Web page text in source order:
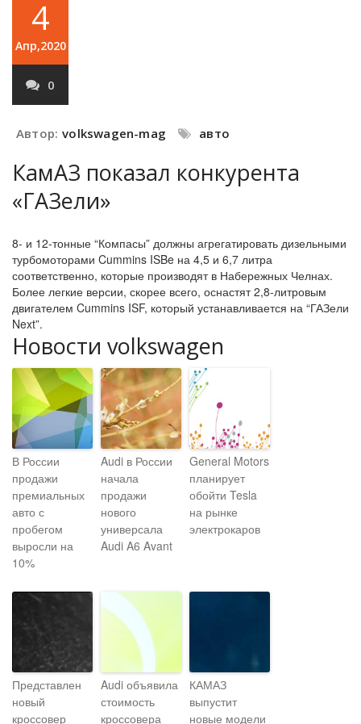
4
Апр,2020
0
Автор: volkswagen-mag авто
КамАЗ показал конкурента
«ГАЗели»
8- и 12-тонные “Компасы” должны агрегатировать дизельными
турбомоторами Cummins ISBe на 4,5 и 6,7 литра
соответственно, которые производят в Набережных Челнах.
Более легкие версии, скорее всего, оснастят 2,8-литровым
двигателем Cummins ISF, который устанавливается на “ГАЗели
Next”.
Новости volkswagen
В России
продажи
премиальных
авто с
пробегом
выросли на
10%
Audi в России
начала
продажи
нового
универсала
Audi A6 Avant
General Motors
планирует
обойти Tesla
на рынке
электрокаров
Представлен
новый
кроссовер
Audi объявила
стоимость
кроссовера
КАМАЗ
выпустит
новые модели